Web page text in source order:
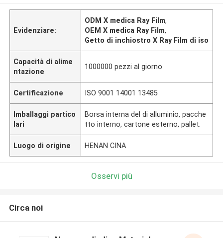
Evidenziare:
ODM X medica Ray Film,
OEM X medica Ray Film,
Getto di inchiostro X Ray Film di iso
Capacità di alime
ntazione
1000000 pezzi al giorno
Certificazione ISO 9001 14001 13485
Imballaggi partico
lari
Borsa interna del di alluminio, pacche
tto interno, cartone esterno, pallet.
Luogo di origine HENAN CINA
Osservi più
Circa noi